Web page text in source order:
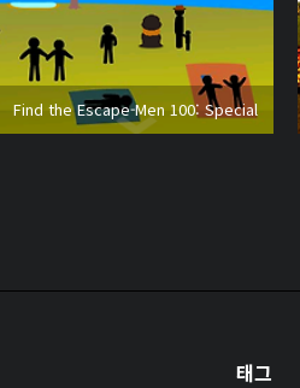
Find the Escape-Men 100: Special
태그